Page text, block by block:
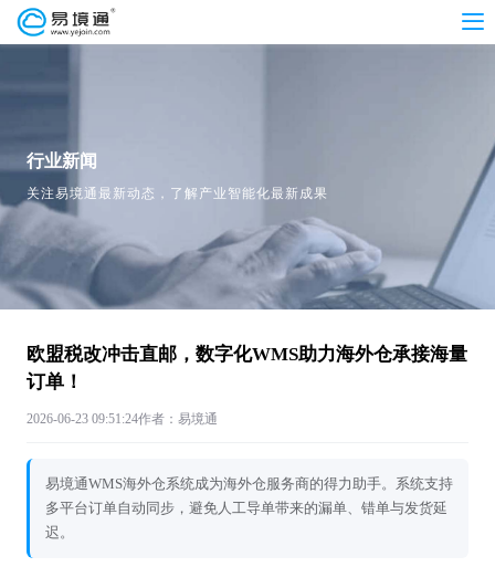
行业新闻
关注易境通最新动态，了解产业智能化最新成果
欧盟税改冲击直邮，数字化WMS助力海外仓承接海量
订单！
2026-06-23 09:51:24作者：易境通
易境通WMS海外仓系统成为海外仓服务商的得力助手。系统支持
多平台订单自动同步，避免人工导单带来的漏单、错单与发货延
迟。